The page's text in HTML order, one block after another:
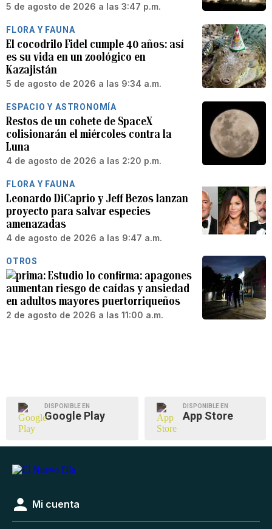
5 de agosto de 2026 a las 3:47 p.m.
FLORA Y FAUNA
El cocodrilo Fidel cumple 40 años: así
es su vida en un zoológico en
Kazajistán
5 de agosto de 2026 a las 9:34 a.m.
ESPACIO Y ASTRONOMÍA
Restos de un cohete de SpaceX
colisionarán el miércoles contra la
Luna
4 de agosto de 2026 a las 2:20 p.m.
FLORA Y FAUNA
Leonardo DiCaprio y Jeff Bezos lanzan
proyecto para salvar especies
amenazadas
4 de agosto de 2026 a las 9:47 a.m.
OTROS
Estudio lo confirma: apagones
aumentan riesgo de caídas y ansiedad
en adultos mayores puertorriqueños
2 de agosto de 2026 a las 11:00 a.m.
DISPONIBLE EN
Google Play
DISPONIBLE EN
App Store
Mi cuenta